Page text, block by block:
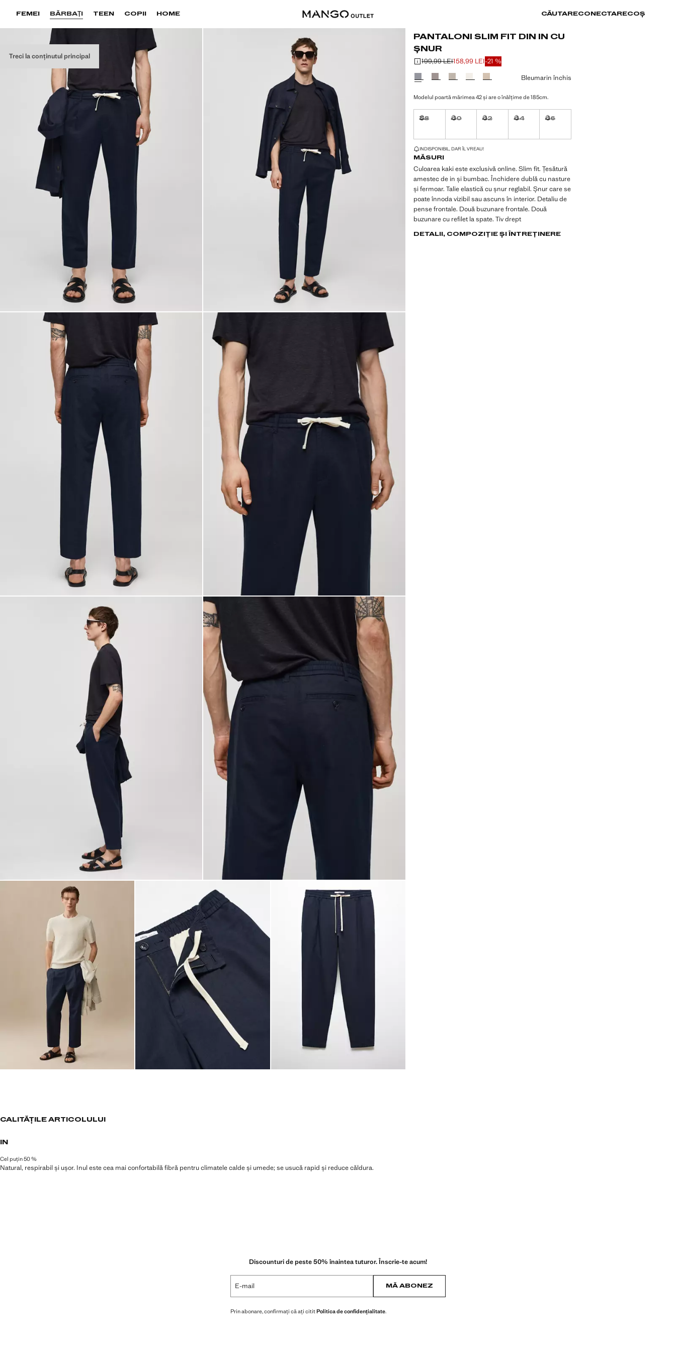
Treci la conținutul principal
FEMEI BĂRBAŢI TEEN COPII HOME CĂUTARECONECTARECOȘ
PANTALONI SLIM FIT DIN IN CU
ȘNUR
Preț inițial tăiat [199,99 LEI ]
199,99 LEI
Preț actual [158,99 LEI ]
158,99 LEI-21 %
Selectează o culoare
Bleumarin închis
Modelul poartă mărimea 42 și are o înălțime de 185cm.
38
Indisponibil, dar îl vreau!
40
Indisponibil, dar îl vreau!
42
Indisponibil, dar îl vreau!
44
Indisponibil, dar îl vreau!
46
Indisponibil, dar îl vreau!
ULTIMELE CÂTEVA ARTICOLE!
INDISPONIBIL, DAR ÎL VREAU!
MĂSURI
Culoarea kaki este exclusivă online. Slim fit. Țesătură
amestec de in și bumbac. Închidere dublă cu nasture
și fermoar. Talie elastică cu șnur reglabil. Șnur care se
poate înnoda vizibil sau ascuns în interior. Detaliu de
pense frontale. Două buzunare frontale. Două
buzunare cu refilet la spate. Tiv drept
DETALII, COMPOZIȚIE ȘI ÎNTREȚINERE
CALITĂȚILE ARTICOLULUI
IN
Cel puțin 50 %
Natural, respirabil și ușor. Inul este cea mai confortabilă fibră pentru climatele calde și umede; se usucă rapid și reduce căldura.
Discounturi de peste 50% înaintea tuturor. Înscrie-te acum!
E-mail MĂ ABONEZ
Prin abonare, confirmați că ați cititPolitica de confidențialitate.